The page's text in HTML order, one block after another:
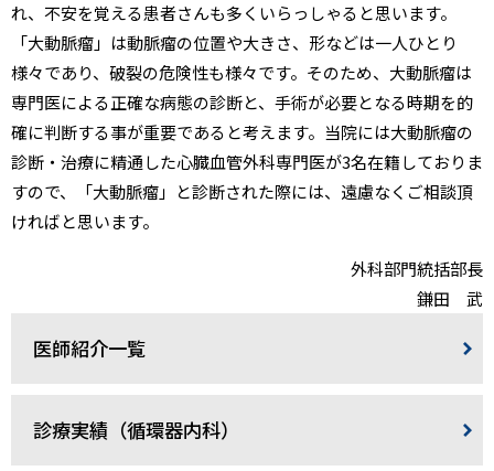
れ、不安を覚える患者さんも多くいらっしゃると思います。
「大動脈瘤」は動脈瘤の位置や大きさ、形などは一人ひとり
様々であり、破裂の危険性も様々です。そのため、大動脈瘤は
専門医による正確な病態の診断と、手術が必要となる時期を的
確に判断する事が重要であると考えます。当院には大動脈瘤の
診断・治療に精通した心臓血管外科専門医が3名在籍しておりま
すので、「大動脈瘤」と診断された際には、遠慮なくご相談頂
ければと思います。
外科部門統括部長
鎌田 武
医師紹介一覧
診療実績（循環器内科）